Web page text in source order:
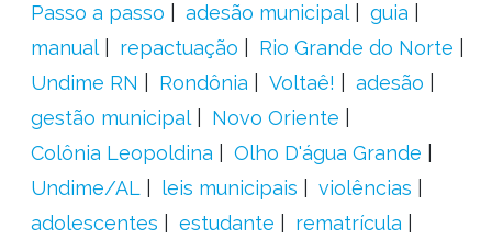
Passo a passo
adesão municipal
guia
manual
repactuação
Rio Grande do Norte
Undime RN
Rondônia Voltaê!
adesão
gestão municipal
Novo Oriente
Colônia Leopoldina
Olho D'água Grande
Undime/AL
leis municipais
violências
adolescentes
estudante
rematrícula